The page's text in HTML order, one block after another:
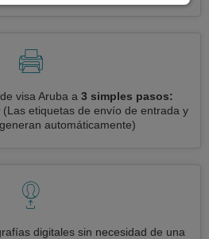
visa Aruba a 3 simples pasos:
(Las etiquetas de envío de entrada y
automáticamente)
digitales sin necesidad de una